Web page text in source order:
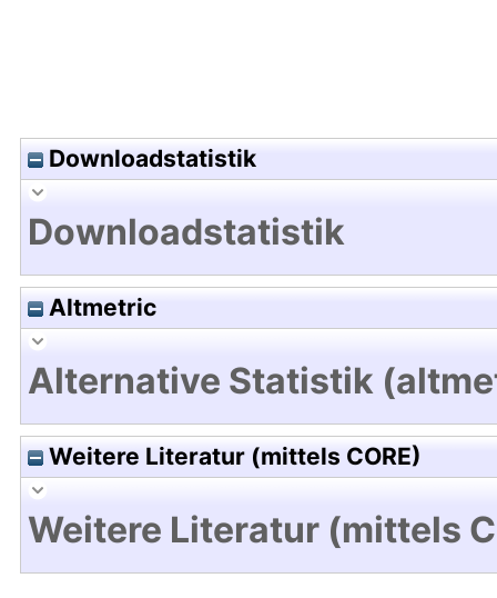
Downloadstatistik
Downloadstatistik
Altmetric
Alternative Statistik
Weitere Literatur (mittels CORE)
Weitere Literatur (mittels